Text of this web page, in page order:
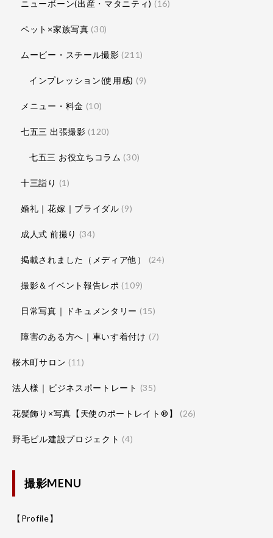
ニューボーン(出産・マタニティ) (16)
ペット×家族写真 (30)
ムービー・スチール撮影 (211)
インプレッション(使用感) (9)
メニュー・料金 (10)
七五三 出張撮影 (120)
七五三 お役立ちコラム (30)
十三詣り (1)
婚礼｜花嫁｜ブライダル (9)
成人式 前撮り (34)
掲載されました（メディア他） (24)
撮影＆イベント報告レポ (109)
日常写真｜ドキュメンタリー (15)
障害のある方へ｜車いす着付け (7)
桜木町サロン (11)
法人様｜ビジネスポートレート (35)
花髪飾り×写真【天使のポートレイト®】 (26)
野毛ビル建設プロジェクト (4)
撮影MENU
【Profile】